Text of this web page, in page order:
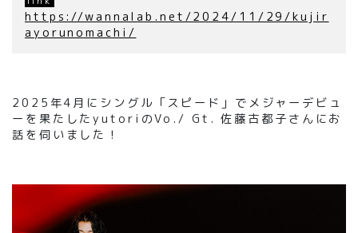
https://wannalab.net/2024/11/29/kujir
ayorunomachi/
2025年4月にシングル「スピード」でメジャーデビュ
ーを果たしたyutoriのVo./ Gt. 佐藤古都子さんにお
話を伺いました！